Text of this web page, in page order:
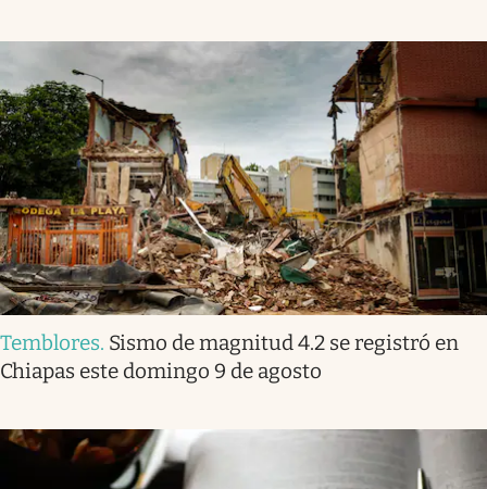
Temblores. Sismo de magnitud 4.2 se registró en
Chiapas este domingo 9 de agosto